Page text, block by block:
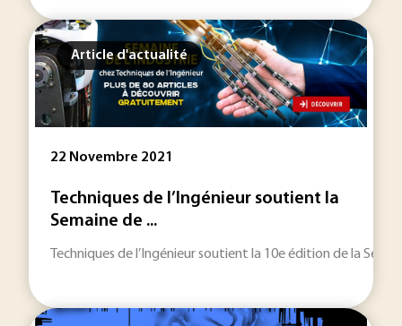
Article d'actualité
22 Novembre 2021
Techniques de l’Ingénieur soutient la
Semaine de ...
Techniques de l’Ingénieur soutient la 10e édition de la